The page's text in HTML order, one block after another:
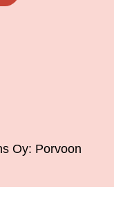
Oy: Porvoon